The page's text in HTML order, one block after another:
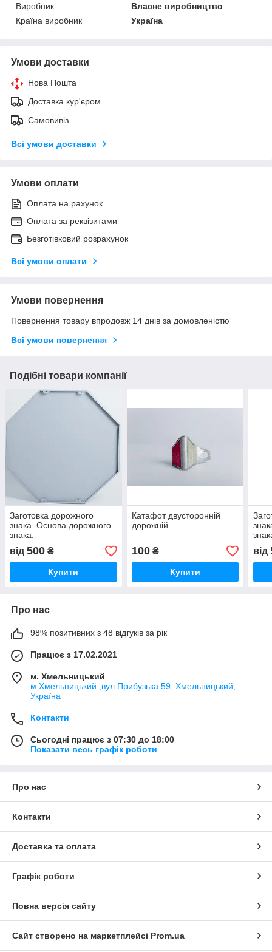
Виробник
Власне виробництво
Країна виробник
Україна
Умови доставки
Нова Пошта
Доставка кур'єром
Самовивіз
Всі умови доставки
Умови оплати
Оплата на рахунок
Оплата за реквізитами
Безготівковий розрахунок
Всі умови оплати
Умови повернення
Повернення товару впродовж 14 днів за домовленістю
Всі умови повернення
Подібні товари компанії
Заготовка дорожного
знака. Основа дорожного
знака.
від 500 ₴
Купити
Катафот двусторонній
дорожній
100₴
Купити
від
Про нас
98% позитивних з 48 відгуків за рік
Працює з 17.02.2021
м. Хмельницький
м.Хмельницький ,вул.Прибузька 59, Хмельницький,
Україна
Контакти
Сьогодні працює з 07:30 до 18:00
Показати весь графік роботи
Про нас
Контакти
Доставка та оплата
Графік роботи
Повна версія сайту
Сайт створено на маркетплейсі Prom.ua